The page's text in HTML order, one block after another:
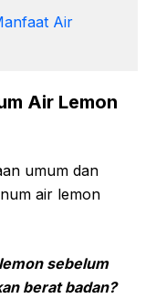
Air
Air Lemon
umum dan
air lemon
sebelum
berat badan?